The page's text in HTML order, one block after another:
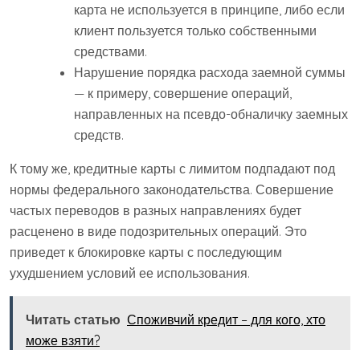
карта не используется в принципе, либо если
клиент пользуется только собственными
средствами.
Нарушение порядка расхода заемной суммы
— к примеру, совершение операций,
направленных на псевдо-обналичку заемных
средств.
К тому же, кредитные карты с лимитом подпадают под
нормы федерального законодательства. Совершение
частых переводов в разных направлениях будет
расценено в виде подозрительных операций. Это
приведет к блокировке карты с последующим
ухудшением условий ее использования.
Читать статью Споживчий кредит – для кого, хто
може взяти?